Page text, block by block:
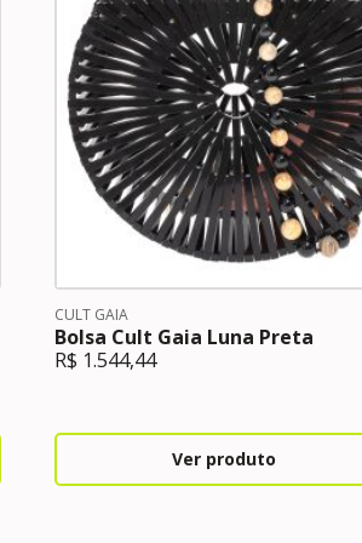
CULT GAIA
Bolsa Cult Gaia Luna Preta
R$ 1.544,44
Ver produto